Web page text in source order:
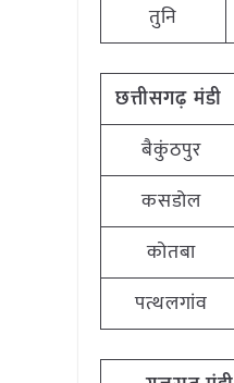
तुनि
छत्तीसगढ़ मंडी
बैकुंठपुर
कसडोल
कोतबा
पत्थलगांव